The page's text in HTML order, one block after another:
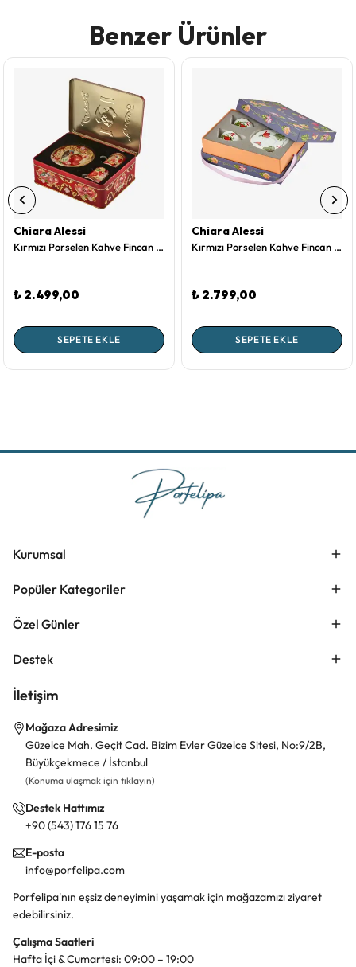
Benzer Ürünler
Chiara Alessi
Kırmızı Porselen Kahve Fincan Seti 120 Ml Capri Collection by Chiara Alessi
₺ 2.499,00
SEPETE EKLE
Chiara Alessi
Kırmızı Porselen Kahve Fincan Seti 80 Ml Laura Collection by Chiara Alessi
₺ 2.799,00
SEPETE EKLE
Kurumsal
Popüler Kategoriler
Özel Günler
Destek
İletişim
Mağaza Adresimiz
Güzelce Mah. Geçit Cad. Bizim Evler Güzelce Sitesi, No:9/2B,
Büyükçekmece / İstanbul
(Konuma ulaşmak için tıklayın)
Destek Hattımız
+90 (543) 176 15 76
E-posta
info@porfelipa.com
Porfelipa'nın eşsiz deneyimini yaşamak için mağazamızı ziyaret
edebilirsiniz.
Çalışma Saatleri
Hafta İçi & Cumartesi: 09:00 – 19:00